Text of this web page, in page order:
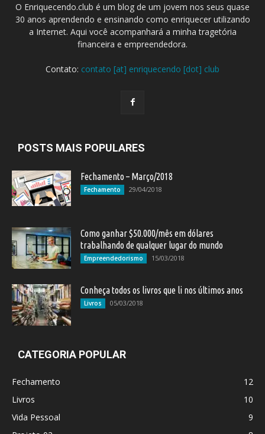
O Enriquecendo.club é um blog de um jovem nos seus quase
30 anos aprendendo e ensinando como enriquecer utilizando
a Internet. Aqui você acompanhará a minha tragetória
financeira e empreendedora.
Contato: contato [at] enriquecendo [dot] club
POSTS MAIS POPULARES
Fechamento – Março/2018
Fechamento 29/04/2018
Como ganhar $50.000/mês em dólares
trabalhando de qualquer lugar do mundo
Empreendedorismo 15/03/2018
Conheça todos os livros que li nos últimos anos
Livros 05/03/2018
CATEGORIA POPULAR
Fechamento
12
Livros
10
Vida Pessoal
9